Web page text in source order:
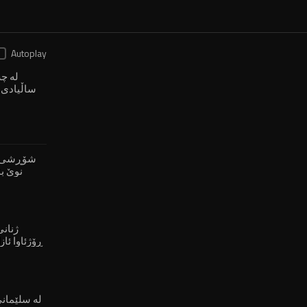
Autoplay
شۆڕشی
نوێ
ڕۆژئاوا
لە